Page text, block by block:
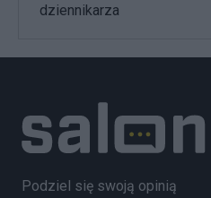
dziennikarza
Podziel się swoją opinią